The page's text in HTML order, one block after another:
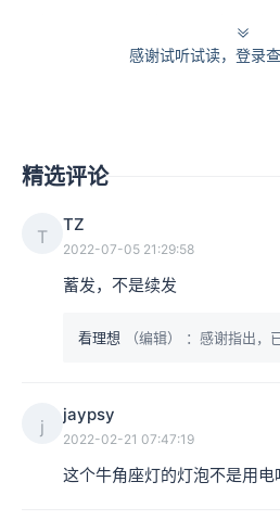
放到梳妆台上之后，上边这两个
家具，收到故宫里。
感谢试听试读，登录
精选评论
T
TZ
2022-07-05 21:29:58
蓄发，不是续发
看理想 （编辑） ：感谢指出，
j
jaypsy
2022-02-21 07:47:19
这个牛角座灯的灯泡不是用电